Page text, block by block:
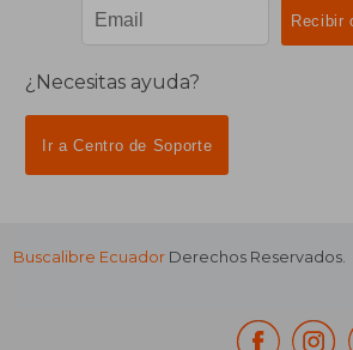
¿Necesitas ayuda?
Ir a Centro de Soporte
Buscalibre Ecuador Derechos Reservados.